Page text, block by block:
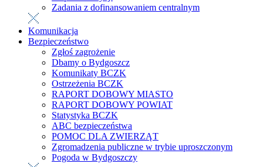
Zadania z dofinansowaniem centralnym
Komunikacja
Bezpieczeństwo
Zgłoś zagrożenie
Dbamy o Bydgoszcz
Komunikaty BCZK
Ostrzeżenia BCZK
RAPORT DOBOWY MIASTO
RAPORT DOBOWY POWIAT
Statystyka BCZK
ABC bezpieczeństwa
POMOC DLA ZWIERZĄT
Zgromadzenia publiczne w trybie uproszczonym
Pogoda w Bydgoszczy